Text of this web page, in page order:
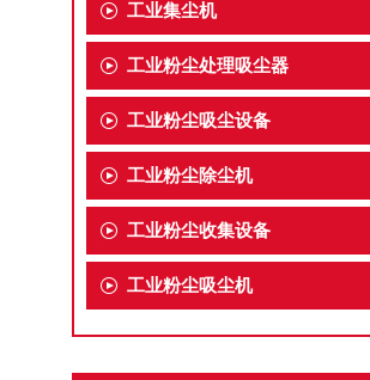
工业集尘机
工业粉尘处理吸尘器
工业粉尘吸尘设备
工业粉尘除尘机
工业粉尘收集设备
工业粉尘吸尘机